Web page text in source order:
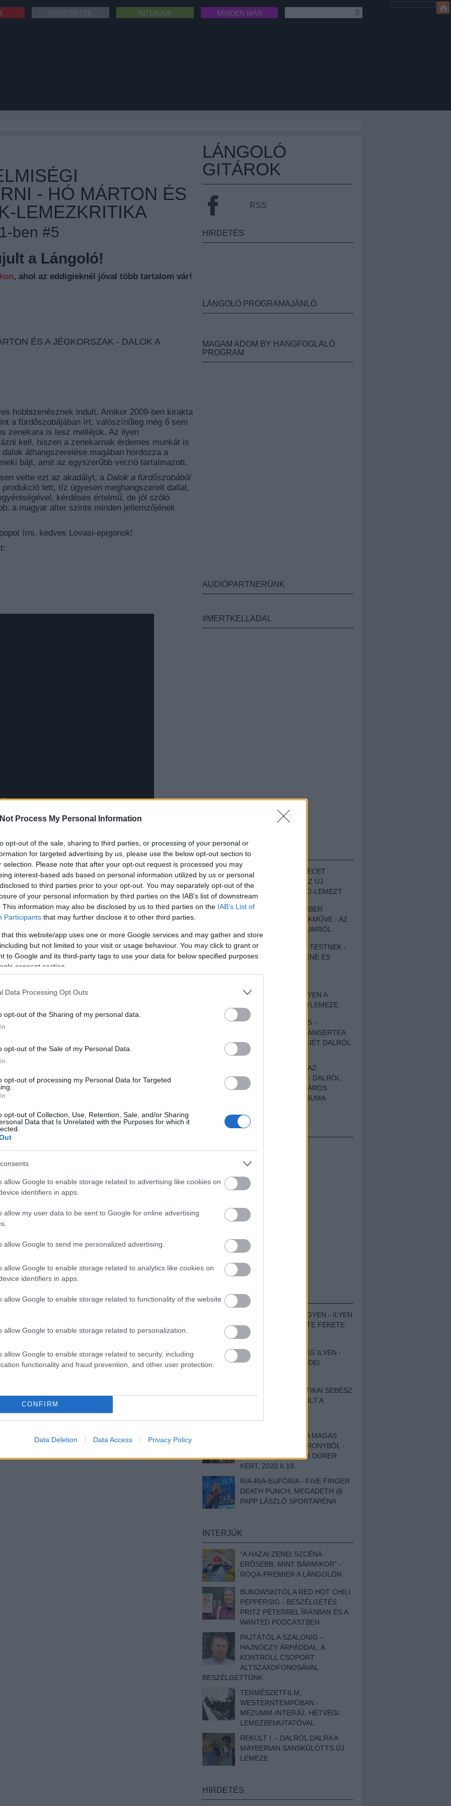
Process My Personal Information
opt-out of the sale, sharing to third parties, or processing of your personal or
for targeted advertising by us, please use the below opt-out section to
selection. Please note that after your opt-out request is processed you may
interest-based ads based on personal information utilized by us or personal
to third parties prior to your opt-out. You may separately opt-out of the
of your personal information by third parties on the IAB’s list of downstream
This information may also be disclosed by us to third parties on the IAB’s List of
Participants that may further disclose it to other third parties.
that this website/app uses one or more Google services and may gather and store
but not limited to your visit or usage behaviour. You may click to grant or
to Google and its third-party tags to use your data for below specified purposes
consent section.
Data Processing Opt Outs
opt-out of the Sharing of my personal data.
opt-out of the Sale of my Personal Data.
opt-out of processing my Personal Data for Targeted
opt-out of Collection, Use, Retention, Sale, and/or Sharing
Data that Is Unrelated with the Purposes for which it
allow Google to enable storage related to advertising like cookies on
identifiers in apps.
allow my user data to be sent to Google for online advertising
allow Google to send me personalized advertising.
allow Google to enable storage related to analytics like cookies on
identifiers in apps.
allow Google to enable storage related to functionality of the website
allow Google to enable storage related to personalization.
allow Google to enable storage related to security, including
functionality and fraud prevention, and other user protection.
CONFIRM
Data Deletion Data Access Privacy Policy
INTERJÚK MINDEN MÁS
- HÓ MÁRTON ÉS
LEMEZKRITIKA
ben #5
a Lángoló!
, ahol az eddigieknél jóval több tartalom vár!
ÉS A JÉGKORSZAK - DALOK A
hobbizenésznek indult. Amikor 2009-ben kirakta
a fürdőszobájában írt, valószínűleg még ő sem
zenekara is lesz melléjük. Az ilyen
kell, hiszen a zenekarnak érdemes munkát is
áthangszerelése magában hordozza a
bájt, amit az egyszerűbb verzió tartalmazott.
vette ezt az akadályt, a Dalok a fürdőszobából
lett, tíz ügyesen meghangszerelt dallal,
kérdéses értelmű, de jól szóló
a magyar alter szinte minden jellemzőjének
írni, kedves Lovasi-epigonok!
ezt hallgasd hó márton és a jégkorszak
Gondolatok - Új
minősülnek, értük a
LÁNGOLÓ
GITÁROK
RSS
HIRDETÉS
LÁNGOLÓ PROGRAMAJÁNLÓ
MAGAM ADOM BY HANGFOGLALÓ
PROGRAM
AUDIÓPARTNERÜNK
#MERTKELLADAL
EZT HALLGASD!
MEGUGROTTÁK A LÉCET -
MEGHALLGATTUK AZ ÚJ
PROTEST THE HERO-LEMEZT
EGY DÜHÖS VÉNEMBER
UNIVERZÁLIS REMEKMŰVE - AZ
ÚJ BOB DYLAN-ALBUMRÓL
ZENE LÉLEKNEK ÉS TESTNEK -
AUTENTIKUS NÉPZENE ÉS
SZOMORKODÁS - ILYEN A
KATATONIA ÚJ NAGYLEMEZE
CROCODILE NERVES -
HALLGASD MEG AZ ANGERTEA
MA MEGJELENT EP-JÉT DALRÓL
DALRA!
A FELELŐSSÉGTŐL AZ
ELLOPOTT FÖLDIG - DALRÓL
DALRA A KÉPZELT VÁROS
SAMIZDAT CÍMŰ ALBUMA
HIRDETÉS
BESZÁMOLÓK
ZENÉS TÁBOR A HEGYEN - ILYEN
VOLT A VÍRUS SZÜLTE FEKETE
ZAJ FESZTIVÁL
SOHA NEM VOLT MÉG ILYEN -
BESZÁMOLÓNK AZ IDEI
EGY HALLÁSPLASZTIKAI SEBÉSZ
NAPLÓJA - ILYEN VOLT A
DOKUMENTUMFILM
MÉLY FÉRFIBÁNAT A MAGAS
ELEFÁNTCSONTTORONYBÓL -
LEPROUS, KLONE @ DÜRER
KERT, 2020.II.19.
RIA-RIA-EUFÓRIA - FIVE FINGER
DEATH PUNCH, MEGADETH @
PAPP LÁSZLÓ SPORTARÉNA
INTERJÚK
“A HAZAI ZENEI SZCÉNA
ERŐSEBB, MINT BÁRMIKOR” -
RÓQA-PREMIER A LÁNGOLÓN
BUKOWSKITÓL A RED HOT CHILI
PEPPERSIG - BESZÉLGETÉS
PRITZ PÉTERREL ÍRÁSBAN ÉS A
WANTED PODCASTBEN
PAJTÁTÓL A SZALONIG –
HAJNÓCZY ÁRPÁDDAL, A
KONTROLL CSOPORT
ALTSZAXOFONOSÁVAL
BESZÉLGETTÜNK
TERMÉSZETFILM,
WESTERNTEMPÓBAN -
MEZUMM-INTERJÚ, HÉTVÉGI
LEMEZBEMUTATÓVAL
REKULT I. - DALRÓL DALRA A
MAYBERIAN SANSKÜLOTTS ÚJ
LEMEZE
HIRDETÉS